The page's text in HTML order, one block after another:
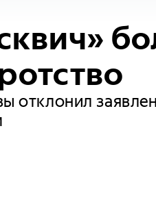
отклонил